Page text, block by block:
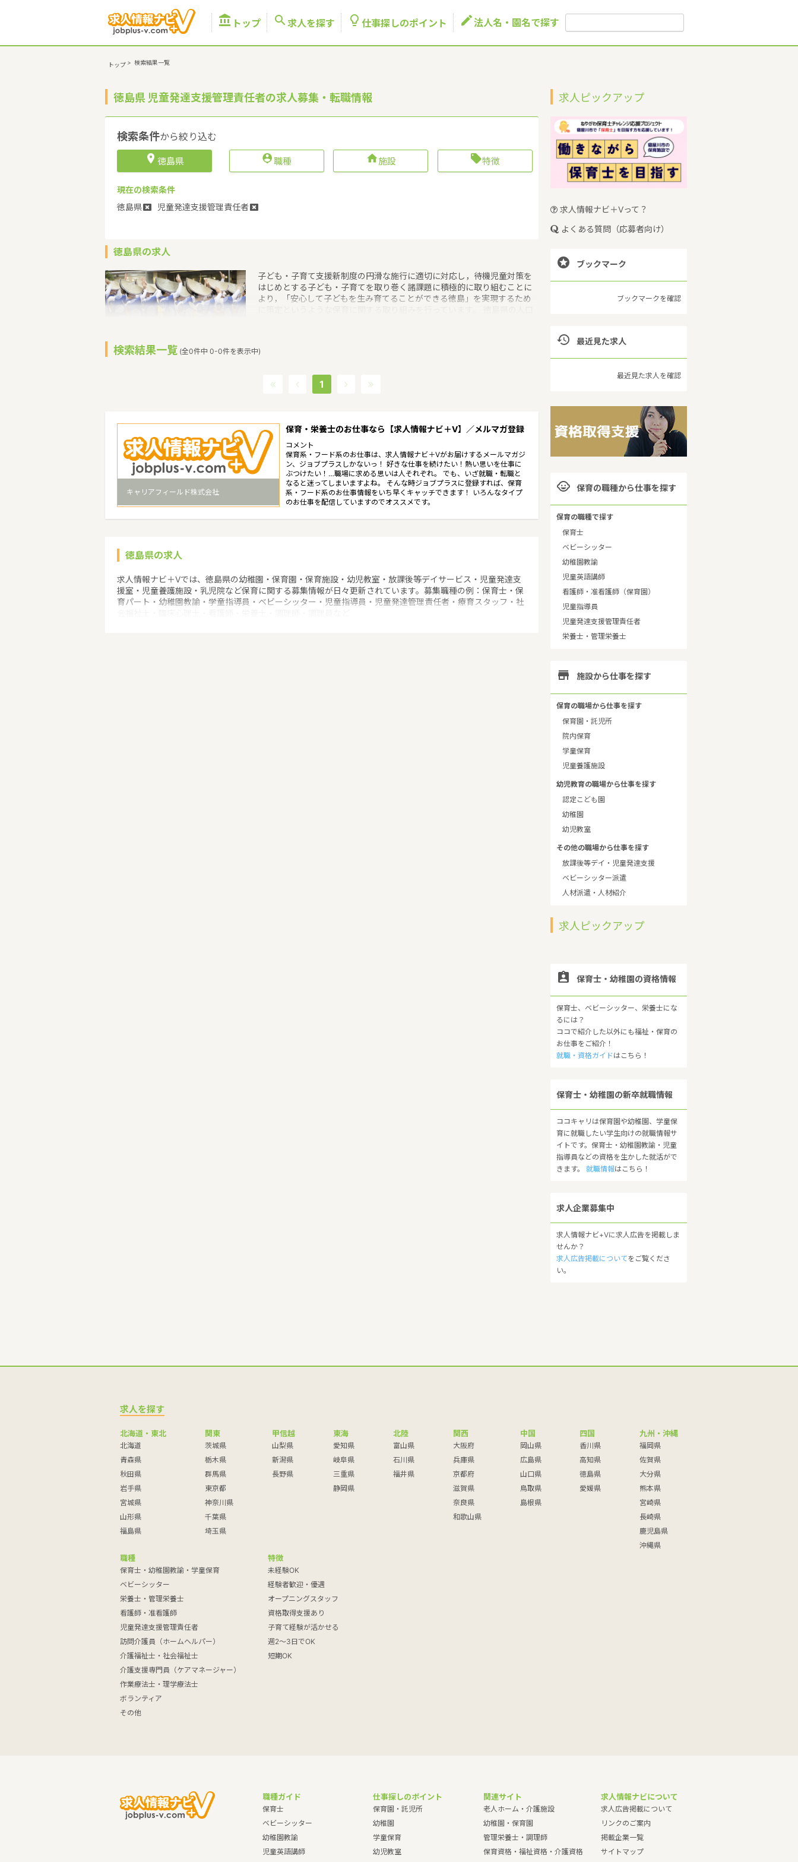
 トップ  求人を探す  仕事探しのポイント 法人名・園名で探す
トップ > 検索結果一覧
徳島県 児童発達支援管理責任者の求人募集・転職情報
検索条件から絞り込む
 徳島県 職種 施設 特徴
現在の検索条件
徳島県
児童発達支援管理責任者
徳島県の求人
子ども・子育て支援新制度の円滑な施行に適切に対応し，待機児童対策を
はじめとする子ども・子育てを取り巻く諸課題に積極的に取り組むことに
より，「安心して子どもを生み育てることができる徳島」を実現するため
住宅 D-room調べ） 徳島県は、阿波の名で知られる徳島ですが、この旧国
に面した県南部は、平均気温が高く、台風の常襲地で降水量が多いのが特
徴です。吉野川沿いの県北部は降水量も少ないというような特徴があるエ
検索結果一覧 (全0件中 0-0件を表示中)
1
キャリアフィールド株式会社
保育・栄養士のお仕事なら【求人情報ナビ＋V】／メルマガ登録
コメント
保育系・フード系のお仕事は、求人情報ナビ＋Vがお届けするメールマガジ
ン、ジョブプラスしかないっ！ 好きな仕事を続けたい！熱い思いを仕事に
ぶつけたい！…職場に求める思いは人それぞれ。 でも、いざ就職・転職と
なると迷ってしまいますよね。 そんな時ジョブプラスに登録すれば、保育
系・フード系のお仕事情報をいち早くキャッチできます！ いろんなタイプ
のお仕事を配信していますのでオススメです。
徳島県の求人
求人情報ナビ＋Vでは、徳島県の幼稚園・保育園・保育施設・幼児教室・放課後等デイサービス・児童発達支
援室・児童養護施設・乳児院など保育に関する募集情報が日々更新されています。募集職種の例：保育士・保
育パート・幼稚園教諭・学童指導員・ベビーシッター・児童指導員・児童発達管理責任者・療育スタッフ・社
求人ピックアップ
求人情報ナビ＋Vって？
よくある質問（応募者向け）
 ブックマーク
ブックマークを確認
 最近見た求人
最近見た求人を確認
 保育の職種から仕事を探す
保育の職種で探す
保育士
ベビーシッター
幼稚園教諭
児童英語講師
看護師・准看護師（保育園）
児童指導員
児童発達支援管理責任者
栄養士・管理栄養士
 施設から仕事を探す
保育の職場から仕事を探す
保育園・託児所
院内保育
学童保育
児童養護施設
幼児教育の職場から仕事を探す
認定こども園
幼稚園
幼児教室
その他の職場から仕事を探す
放課後等デイ・児童発達支援
ベビーシッター派遣
人材派遣・人材紹介
求人ピックアップ
 保育士・幼稚園の資格情報
保育士、ベビーシッター、栄養士にな
るには？
ココで紹介した以外にも福祉・保育の
お仕事をご紹介！
就職・資格ガイドはこちら！
保育士・幼稚園の新卒就職情報
ココキャリは保育園や幼稚園、学童保
育に就職したい学生向けの就職情報サ
イトです。保育士・幼稚園教諭・児童
指導員などの資格を生かした就活がで
きます。 就職情報はこちら！
求人企業募集中
求人情報ナビ+Vに求人広告を掲載しま
せんか？
求人広告掲載についてをご覧くださ
い。
求人を探す
北海道・東北
北海道
青森県
秋田県
岩手県
宮城県
山形県
福島県
関東
茨城県
栃木県
群馬県
東京都
神奈川県
千葉県
埼玉県
甲信越
山梨県
新潟県
長野県
東海
愛知県
岐阜県
三重県
静岡県
北陸
富山県
石川県
福井県
関西
大阪府
兵庫県
京都府
滋賀県
奈良県
和歌山県
中国
岡山県
広島県
山口県
鳥取県
島根県
四国
香川県
高知県
徳島県
愛媛県
九州・沖縄
福岡県
佐賀県
大分県
熊本県
宮崎県
長崎県
鹿児島県
沖縄県
職種
保育士・幼稚園教諭・学童保育
ベビーシッター
栄養士・管理栄養士
看護師・准看護師
児童発達支援管理責任者
訪問介護員（ホームヘルパー）
介護福祉士・社会福祉士
介護支援専門員（ケアマネージャー）
作業療法士・理学療法士
ボランティア
その他
特徴
未経験OK
経験者歓迎・優遇
オープニングスタッフ
資格取得支援あり
子育て経験が活かせる
週2～3日でOK
短期OK
職種ガイド
保育士
ベビーシッター
幼稚園教諭
児童英語講師
仕事探しのポイント
保育園・託児所
幼稚園
学童保育
幼児教室
関連サイト
老人ホーム・介護施設
幼稚園・保育園
管理栄養士・調理師
保育資格・福祉資格・介護資格
求人情報ナビについて
求人広告掲載について
リンクのご案内
掲載企業一覧
サイトマップ